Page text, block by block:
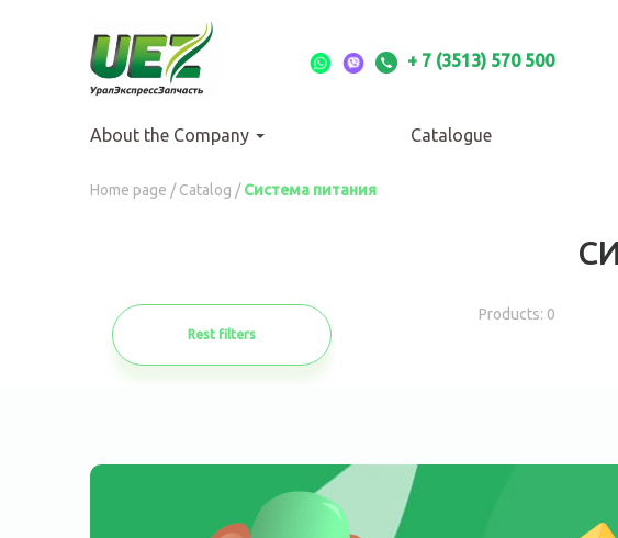
содержанию
+ 7 (3513) 570 500
About the Company Catalogue
Home page / Catalog / Система питания
Rest filters
Products: 0